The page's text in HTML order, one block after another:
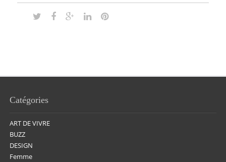
Catégories
ART DE VIVRE
BUZZ
DESIGN
Femme